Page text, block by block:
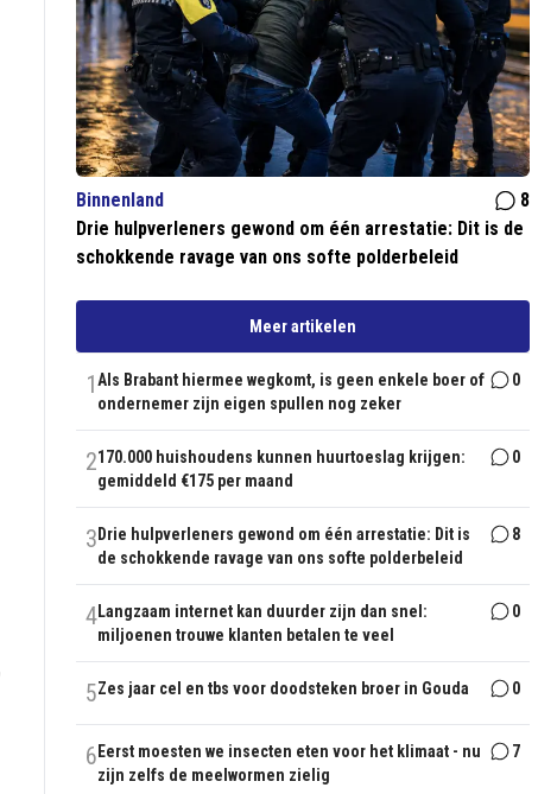
Binnenland
8
Drie hulpverleners gewond om één arrestatie: Dit is de
schokkende ravage van ons softe polderbeleid
Meer artikelen
1Als Brabant hiermee wegkomt, is geen enkele boer of
ondernemer zijn eigen spullen nog zeker
0
2170.000 huishoudens kunnen huurtoeslag krijgen:
gemiddeld €175 per maand
0
3 Drie hulpverleners gewond om één arrestatie: Dit is
de schokkende ravage van ons softe polderbeleid
8
4Langzaam internet kan duurder zijn dan snel:
miljoenen trouwe klanten betalen te veel
0
5Zes jaar cel en tbs voor doodsteken broer in Gouda 0
6 Eerst moesten we insecten eten voor het klimaat - nu
zijn zelfs de meelwormen zielig
7